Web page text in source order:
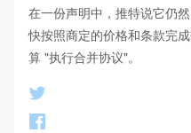
在一份声明中，推特说它仍
快按照商定的价格和条款完
算 "执行合并协议"。